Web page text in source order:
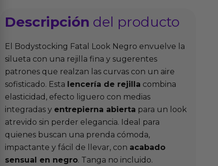
Descripción del producto
El Bodystocking Fatal Look Negro envuelve la
silueta con una rejilla fina y sugerentes
patrones que realzan las curvas con un aire
sofisticado. Esta lencería de rejilla combina
elasticidad, efecto liguero con medias
integradas y entrepierna abierta para un look
atrevido sin perder elegancia. Ideal para
quienes buscan una prenda cómoda,
impactante y fácil de llevar, con acabado
sensual en negro. Tanga no incluido.